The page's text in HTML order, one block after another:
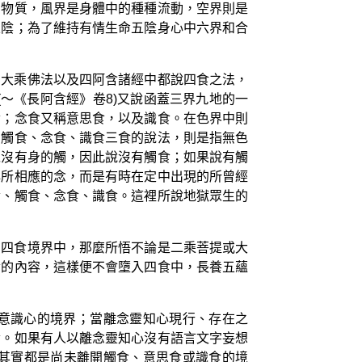
質，風界是身體中的種種流動，空界則是
；為了維持有情生命五陰身心中六界和合
乘佛法以及四阿含諸經中都說四食之法，
《長阿含經》卷8)又說函蓋三界九地的一
念食又稱意思食，以及識食。在色界中則
食、念食、識食三食的說法，則是指無色
有身的觸，因此說沒有觸食；如果說有觸
相應的念，而是有時在定中出現的所曾經
觸食、念食、識食。這裡所說地獄眾生的
食境界中，那麼所悟不論是二乘菩提或大
內容，這樣便不會墮入四食中，長養五蘊
識心的境界；當離念靈知心現行、存在之
如果有人以離念靈知心沒有語言文字妄想
實都是尚未離開觸食、意思食或識食的境